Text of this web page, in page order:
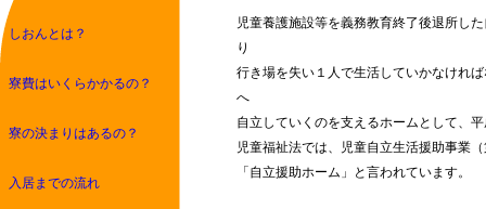
しおんとは？
寮費はいくらかかるの？
寮の決まりはあるの？
入居までの流れ
児童養護施設等を義務教育終了後退所し
り
行き場を失い１人で生活していかなけれ
へ
自立していくのを支えるホームとして、
児童福祉法では、児童自立生活援助事業
「自立援助ホーム」と言われています。